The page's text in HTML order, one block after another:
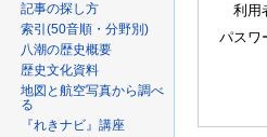
利用
パスワ
記事の探し方
索引(50音順・分野別)
八潮の歴史概要
歴史文化資料
地図と航空写真から調べ
る
『れきナビ』講座